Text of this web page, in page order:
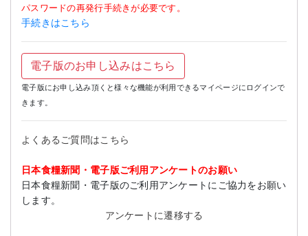
パスワードの再発行手続きが必要です。
手続きはこちら
電子版のお申し込みはこちら
電子版にお申し込み頂くと様々な機能が利用できるマイページにログインで
きます。
よくあるご質問はこちら
日本食糧新聞・電子版ご利用アンケートのお願い
日本食糧新聞・電子版のご利用アンケートにご協力をお願い
します。
アンケートに遷移する